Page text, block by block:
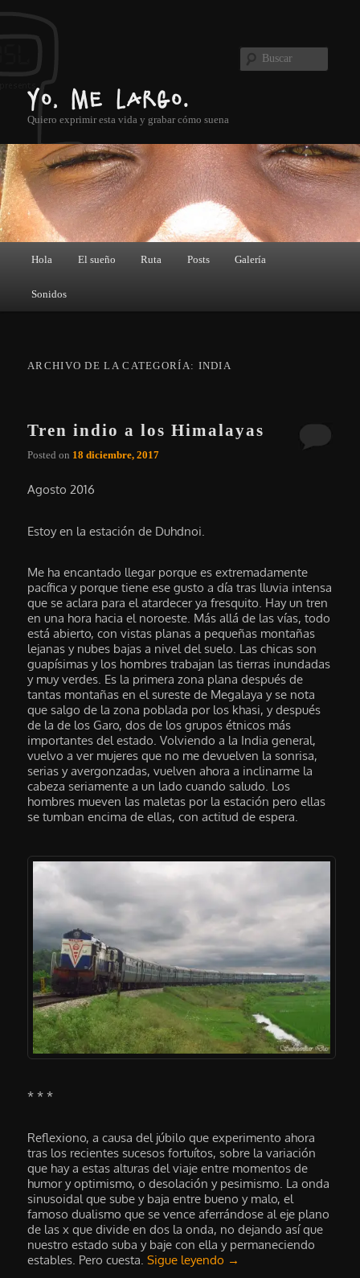
Yo, me largo.
Quiero exprimir esta vida y grabar cómo suena
Buscar
Hola
El sueño Ruta Posts Galería
Sonidos
ARCHIVO DE LA CATEGORÍA: INDIA
Tren indio a los Himalayas
Posted on 18 diciembre, 2017
Agosto 2016
Estoy en la estación de Duhdnoi.
Me ha encantado llegar porque es extremadamente
pacífica y porque tiene ese gusto a día tras lluvia intensa
que se aclara para el atardecer ya fresquito. Hay un tren
en una hora hacia el noroeste. Más allá de las vías, todo
está abierto, con vistas planas a pequeñas montañas
lejanas y nubes bajas a nivel del suelo. Las chicas son
guapísimas y los hombres trabajan las tierras inundadas
y muy verdes. Es la primera zona plana después de
tantas montañas en el sureste de Megalaya y se nota
que salgo de la zona poblada por los khasi, y después
de la de los Garo, dos de los grupos étnicos más
importantes del estado. Volviendo a la India general,
vuelvo a ver mujeres que no me devuelven la sonrisa,
serias y avergonzadas, vuelven ahora a inclinarme la
cabeza seriamente a un lado cuando saludo. Los
hombres mueven las maletas por la estación pero ellas
se tumban encima de ellas, con actitud de espera.
* * *
Reflexiono, a causa del júbilo que experimento ahora
tras los recientes sucesos fortuítos, sobre la variación
que hay a estas alturas del viaje entre momentos de
humor y optimismo, o desolación y pesimismo. La onda
sinusoidal que sube y baja entre bueno y malo, el
famoso dualismo que se vence aferrándose al eje plano
de las x que divide en dos la onda, no dejando así que
nuestro estado suba y baje con ella y permaneciendo
estables. Pero cuesta.Sigue leyendo →